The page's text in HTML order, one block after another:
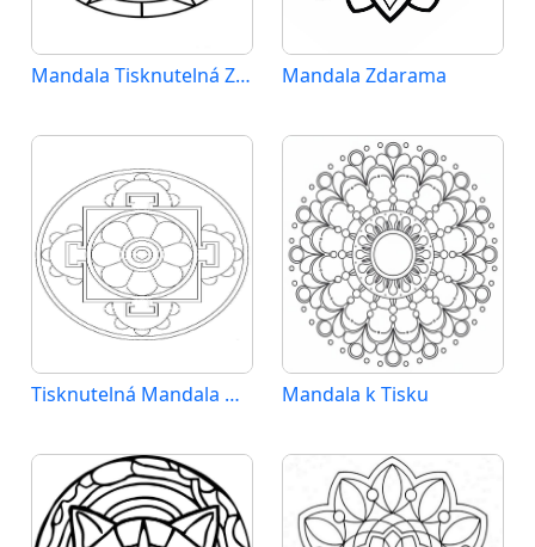
Mandala Tisknutelná Zdarma Mandala Zdarama
Tisknutelná Mandala Obrázek Mandala k Tisku